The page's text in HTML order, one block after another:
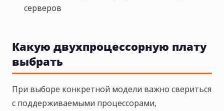
серверов
Какую двухпроцессорную плату
выбрать
При выборе конкретной модели важно свериться
с поддерживаемыми процессорами,